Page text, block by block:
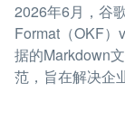
2026年6月，谷
Format（OKF）
据的Markdown
范，旨在解决企